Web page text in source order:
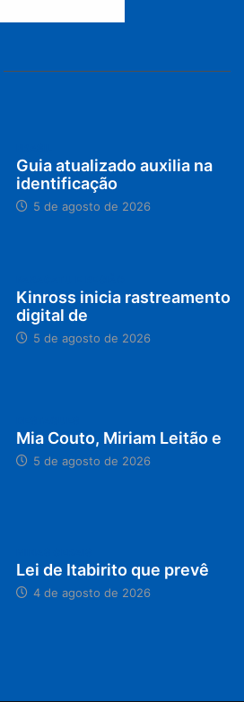
Guia atualizado auxilia na
identificação
5 de agosto de 2026
Kinross inicia rastreamento
digital de
5 de agosto de 2026
Mia Couto, Miriam Leitão e
5 de agosto de 2026
Lei de Itabirito que prevê
4 de agosto de 2026